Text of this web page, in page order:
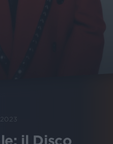
il Disco